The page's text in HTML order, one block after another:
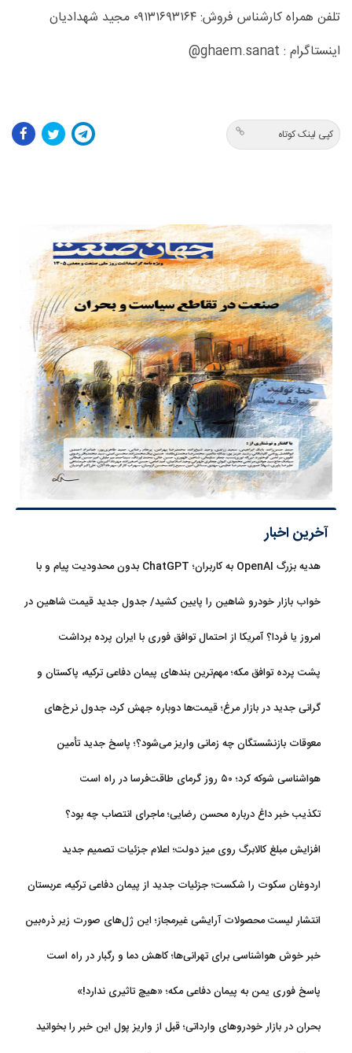
تلفن همراه کارشناس فروش: ۰۹۱۳۱۶۹۳۱۶۴ مجید شهدادیان
اینستاگرام : ghaem.sanat@
کپی لینک کوتاه
آخرین اخبار
هدیه بزرگ OpenAI به کاربران؛ ChatGPT بدون محدودیت پیام و با
خواب بازار خودرو شاهین را پایین کشید/ جدول جدید قیمت شاهین در
امروز یا فردا؟ آمریکا از احتمال توافق فوری با ایران پرده برداشت
پشت پرده توافق مکه؛ مهم‌ترین بندهای پیمان دفاعی ترکیه، پاکستان و
عربستان
گرانی جدید در بازار مرغ؛ قیمت‌ها دوباره جهش کرد، جدول نرخ‌های
معوقات بازنشستگان چه زمانی واریز می‌شود؟؛ پاسخ جدید تأمین
هواشناسی شوکه کرد؛ ۵۰ روز گرمای طاقت‌فرسا در راه است
تکذیب خبر داغ درباره محسن رضایی؛ ماجرای انتصاب چه بود؟
افزایش مبلغ کالابرگ روی میز دولت؛ اعلام جزئیات تصمیم جدید
اردوغان سکوت را شکست؛ جزئیات جدید از پیمان دفاعی ترکیه، عربستان
انتشار لیست محصولات آرایشی غیرمجاز؛ این ژل‌های صورت زیر ذره‌بین
خبر خوش هواشناسی برای تهرانی‌ها؛ کاهش دما و رگبار در راه است
پاسخ فوری یمن به پیمان دفاعی مکه؛ «هیچ تاثیری ندارد!»
بحران در بازار خودروهای وارداتی؛ قبل از واریز پول این خبر را بخوانید